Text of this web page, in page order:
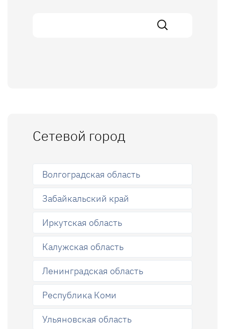
Сетевой город
Волгоградская область
Забайкальский край
Иркутская область
Калужская область
Ленинградская область
Республика Коми
Ульяновская область